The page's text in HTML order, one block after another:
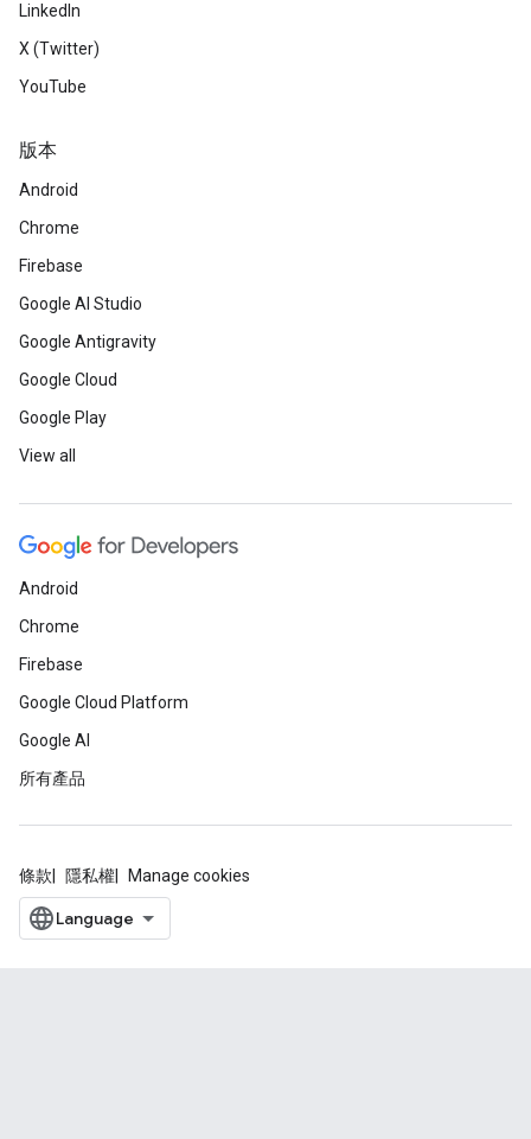
LinkedIn
X (Twitter)
YouTube
版本
Android
Chrome
Firebase
Google AI Studio
Google Antigravity
Google Cloud
Google Play
View all
Android
Chrome
Firebase
Google Cloud Platform
Google AI
所有產品
條款 隱私權 Manage cookies